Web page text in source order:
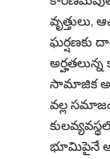
ఘర్షణకు
సామాజిక
వల్ల
భూమిపైనే